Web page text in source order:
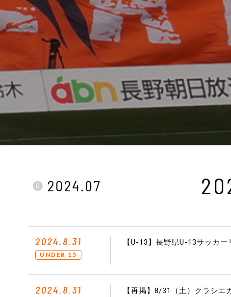
2024.07
2024.8.31
UNDER 15
【U-13】長野県U-13サッカ
2024.8.31
【再掲】8/31（土）クラシ